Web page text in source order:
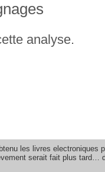
analyse.
les livres electroniques
serait fait plus tard…